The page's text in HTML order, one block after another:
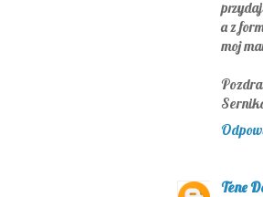
a z
moj
Tene